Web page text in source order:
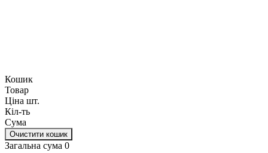
Кошик
Товар
Ціна шт.
Кіл-ть
Сума
Очистити кошик
Загальна сума 0